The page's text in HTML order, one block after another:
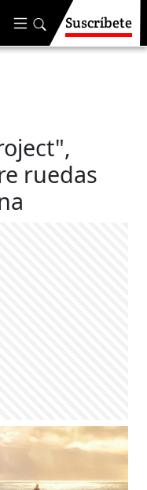
Suscríbete
ruedas